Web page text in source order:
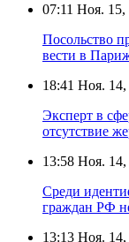
07:11 Ноя. 15,
Посольство
вести в
18:41 Ноя. 14,
Эксперт в
отсутствие
13:58 Ноя. 14,
Среди
граждан РФ
13:13 Ноя. 14,